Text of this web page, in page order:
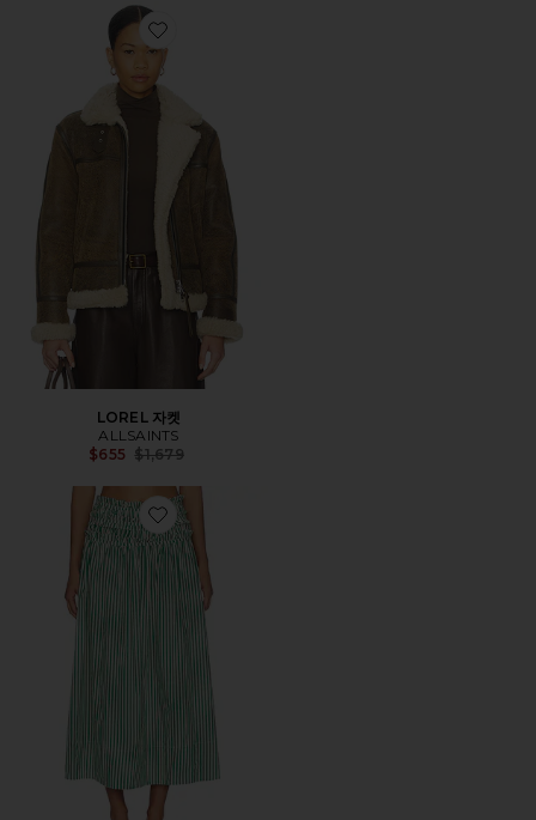
Favorite LOREL 자켓
LOREL 자켓
ALLSAINTS
$655 Previous price:
$1,679
Favorite KALI MAXI 스커트